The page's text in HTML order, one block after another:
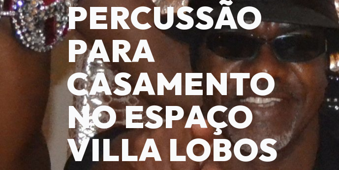
PERCUSSÃO
PARA
CASAMENTO
NO ESPAÇO
VILLA LOBOS